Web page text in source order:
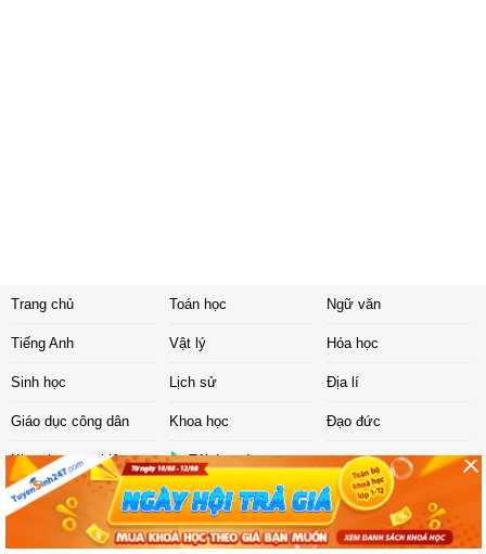
Trang chủ Toán học Ngữ văn
Tiếng Anh Vật lý Hóa học
Sinh học Lịch sử Địa lí
Giáo dục công dân Khoa học Đạo đức
Khoa học tự nhiên Tải ứng dụng
Liên hệ|Chính sách
Copyright ©2017 Sachbaitap.com